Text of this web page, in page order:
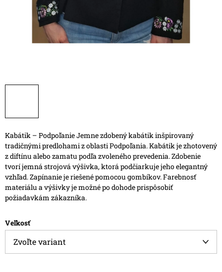
Kabátik – PodpoľanieJemne zdobený kabátik inšpirovaný
tradičnými predlohami z oblasti Podpoľania.Kabátik je zhotovený
z diftínu alebo zamatu podľa zvoleného prevedenia. Zdobenie
tvorí jemná strojová výšivka, ktorá podčiarkuje jeho elegantný
vzhľad.Zapínanie je riešené pomocou gombíkov. Farebnosť
materiálu a výšivky je možné po dohode prispôsobiť
požiadavkám zákazníka.
Veľkosť